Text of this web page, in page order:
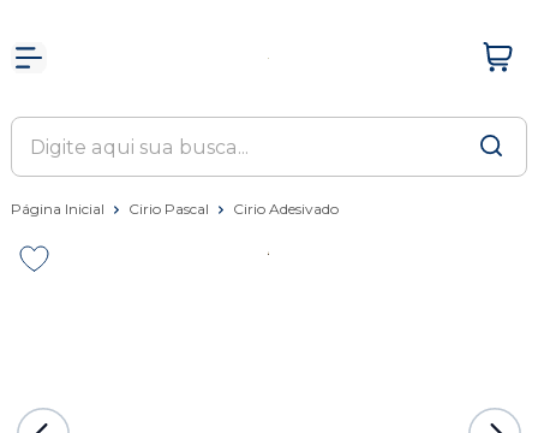
Página Inicial Cirio Pascal Cirio Adesivado